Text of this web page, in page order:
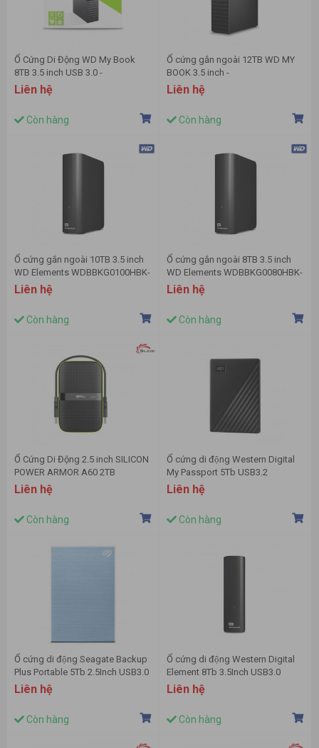
Ổ Cứng Di Động WD My Book
8TB 3.5 inch USB 3.0 -
WDBBGB0080HBKSESN
Liên hệ
Còn hàng
Ổ cứng gắn ngoài 12TB WD MY
BOOK 3.5 inch -
WDBBGB0120HBK-SESN
Liên hệ
Còn hàng
Ổ cứng gắn ngoài 10TB 3.5 inch
WD Elements WDBBKG0100HBK-
SESN
Liên hệ
Còn hàng
Ổ cứng gắn ngoài 8TB 3.5 inch
WD Elements WDBBKG0080HBK-
SESN
Liên hệ
Còn hàng
Ổ Cứng Di Động 2.5 inch SILICON
POWER ARMOR A60 2TB
SP020TBPHDA60S3K (USB Type
Liên hệ
Còn hàng
Ổ cứng di động Western Digital
My Passport 5Tb USB3.2
(WDBPKJ0050BBK)- Đen
Liên hệ
Còn hàng
Ổ cứng di động Seagate Backup
Plus Portable 5Tb 2.5Inch USB3.0
- Màu xanh (STHP5000402)
Liên hệ
Còn hàng
Ổ cứng di động Western Digital
Element 8Tb 3.5Inch USB3.0
Liên hệ
Còn hàng